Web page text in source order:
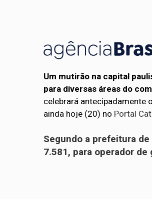
Um mutirão na capital
para diversas áreas do
celebrará antecipadamente
ainda hoje (20) no Portal
Segundo a prefeitura de
7.581, para operador de